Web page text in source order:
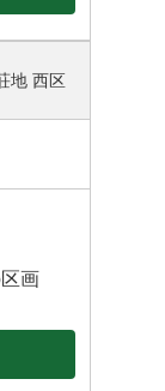
地 西区
画